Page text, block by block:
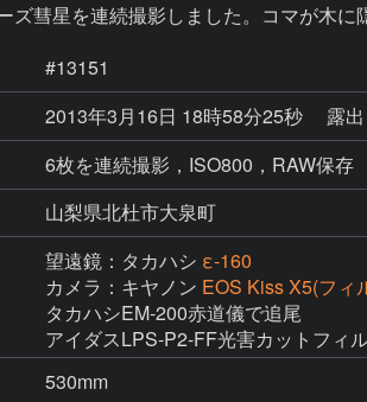
ズ彗星を連続撮影しました。コマが木
#13151
2013年3月16日 18時58分25秒
露
6枚を連続撮影，ISO800，RAW保存
山梨県北杜市大泉町
望遠鏡：タカハシ ε-160
カメラ：キヤノン EOS Kiss X5(フィ
タカハシEM-200赤道儀で追尾
アイダスLPS-P2-FF光害カットフィ
530mm